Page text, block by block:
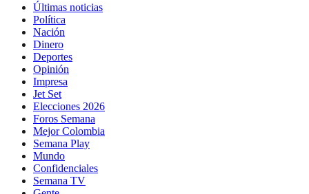
Últimas noticias
Política
Nación
Dinero
Deportes
Opinión
Impresa
Jet Set
Elecciones 2026
Foros Semana
Mejor Colombia
Semana Play
Mundo
Confidenciales
Semana TV